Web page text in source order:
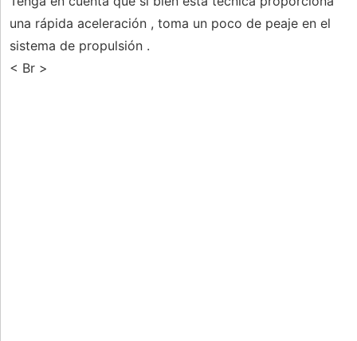
una rápida aceleración , toma un poco de peaje en el
sistema de propulsión .
< Br >